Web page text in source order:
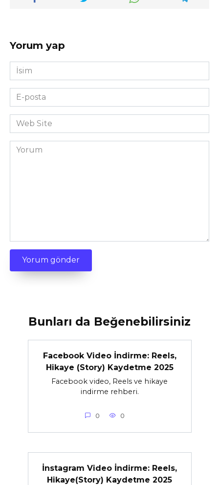
Yorum yap
İsim
*
E-
posta
*Web
Site
Yorum
Bunları da Beğenebilirsiniz
Facebook Video İndirme: Reels,
Hikaye (Story) Kaydetme 2025
Facebook video, Reels ve hikaye
indirme rehberi.
0 0
İnstagram Video İndirme: Reels,
Hikaye(Story) Kaydetme 2025